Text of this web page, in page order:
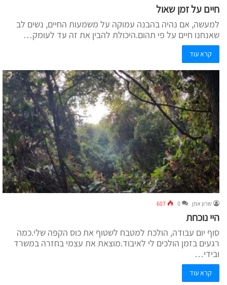
חיים על זמן שאול
למעשה, אם נהיה בהבנה עמוקה על משמעות החיים, נשים לב
שאנחנו חיים על פי תהום.היכולת להבין את זה עד לעומק…
קרא עוד
שרון אוזן 0
607
היי נוכחת
סוף יום עבודה, הולכת למטבח לשטוף את כוס הקפה שלי.כמה
רגעים בזמן הולכים לי לאיבוד.מוצאת את עצמי בחזרה במשרד
ובידי…
קרא עוד